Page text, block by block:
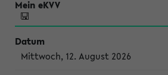
Mittwoch, 12. August 2026